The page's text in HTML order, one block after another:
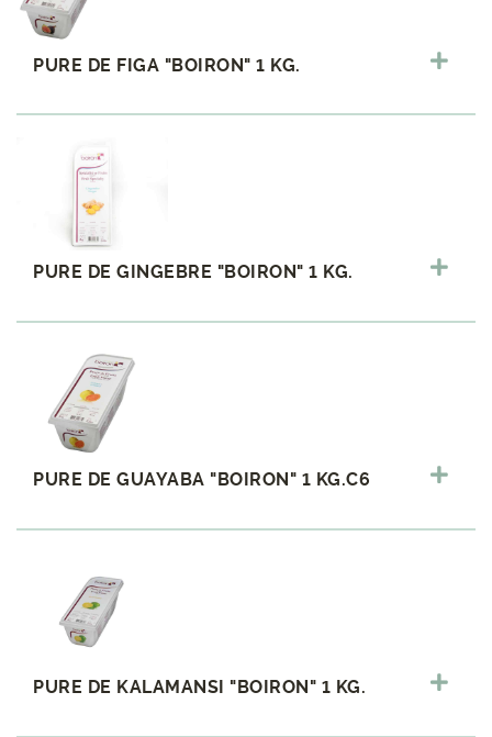
PURE DE FIGA "BOIRON" 1 KG.
PURE DE GINGEBRE "BOIRON" 1 KG.
PURE DE GUAYABA "BOIRON" 1 KG.C6
PURE DE KALAMANSI "BOIRON" 1 KG.